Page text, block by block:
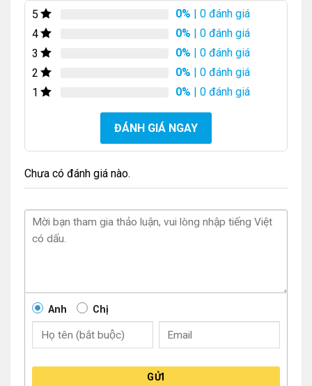
5 0% | 0 đánh giá
4
0% | 0 đánh giá
3
0% | 0 đánh giá
2
0% | 0 đánh giá
1
0% | 0 đánh giá
ĐÁNH GIÁ NGAY
Chưa có đánh giá nào.
Anh Chị
GỬI